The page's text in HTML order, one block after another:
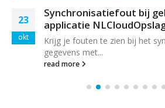
23
okt
Synchronisatiefout bij
applicatie
Krijg je fouten te zien bij het
gegevens met...
read more